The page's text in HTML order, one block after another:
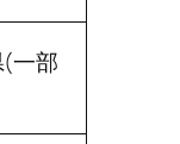
一部